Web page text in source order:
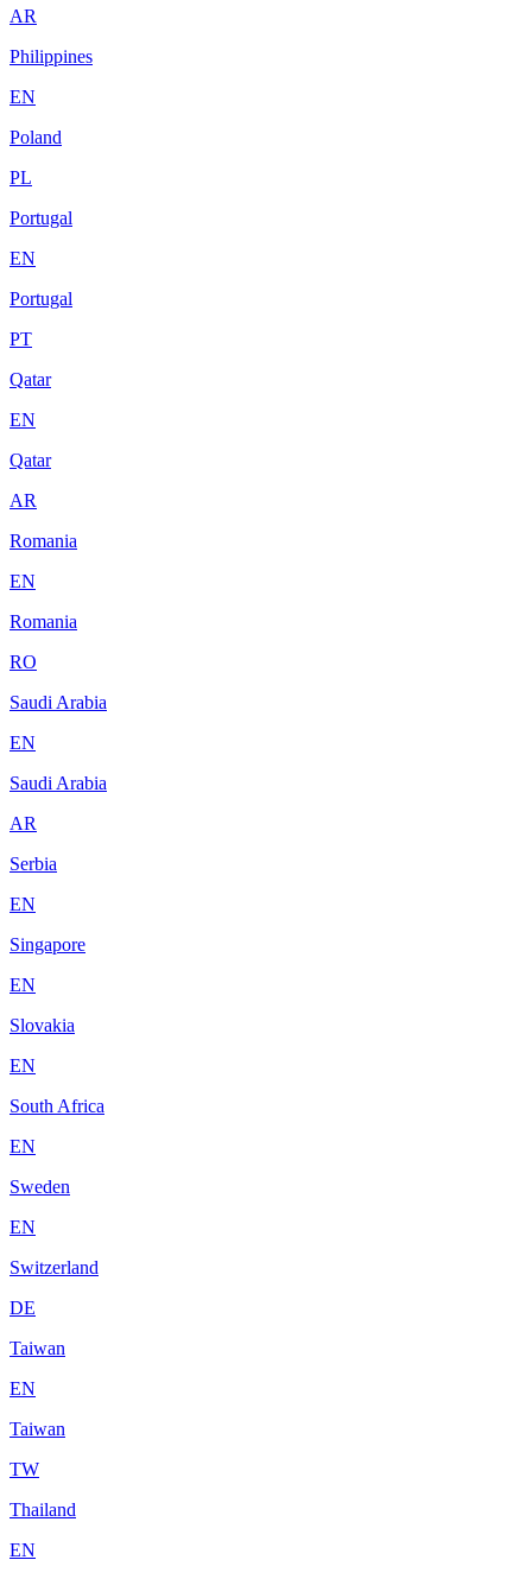
AR
Philippines
EN
Poland
PL
Portugal
EN
Portugal
PT
Qatar
EN
Qatar
AR
Romania
EN
Romania
RO
Saudi Arabia
EN
Saudi Arabia
AR
Serbia
EN
Singapore
EN
Slovakia
EN
South Africa
EN
Sweden
EN
Switzerland
DE
Taiwan
EN
Taiwan
TW
Thailand
EN